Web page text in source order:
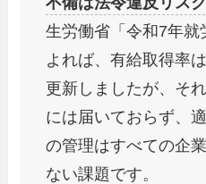
生労働省「令和7年就
よれば、有給取得率
更新しましたが、そ
には届いておらず、
の管理はすべての企
ない課題です。